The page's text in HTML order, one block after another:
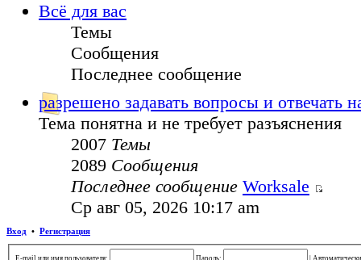
Всё для вас
Темы
Сообщения
Последнее сообщение
разрешено задавать вопросы и отвечать
Тема понятна и не требует разъяснения
2007 Темы
2089 Сообщения
Последнее сообщение Worksale
Ср авг 05, 2026 10:17 am
Вход • Регистрация